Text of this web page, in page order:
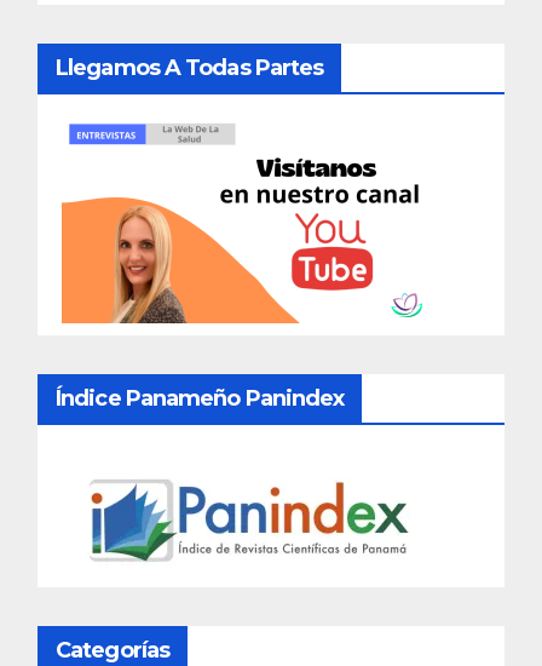
Llegamos A Todas Partes
Índice Panameño Panindex
Categorías